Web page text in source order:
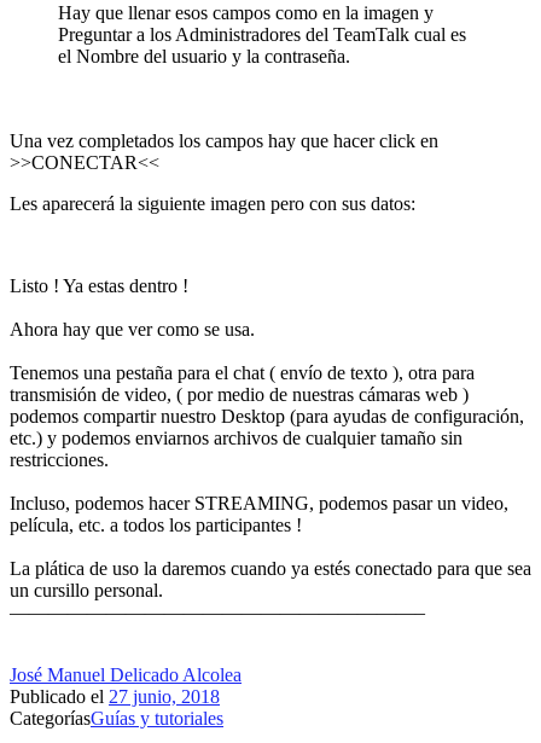
Hay que llenar esos campos como en la imagen y
Preguntar a los Administradores del TeamTalk cual es
el Nombre del usuario y la contraseña.
Una vez completados los campos hay que hacer click en
>>CONECTAR<<
Les aparecerá la siguiente imagen pero con sus datos:
Listo ! Ya estas dentro !
Ahora hay que ver como se usa.
Tenemos una pestaña para el chat ( envío de texto ), otra para
transmisión de video, ( por medio de nuestras cámaras web )
podemos compartir nuestro Desktop (para ayudas de configuración,
etc.) y podemos enviarnos archivos de cualquier tamaño sin
restricciones.
Incluso, podemos hacer STREAMING, podemos pasar un video,
película, etc. a todos los participantes !
La plática de uso la daremos cuando ya estés conectado para que sea
un cursillo personal.
—————————————————————–
José Manuel Delicado Alcolea
Publicado el 27 junio, 2018
CategoríasGuías y tutoriales